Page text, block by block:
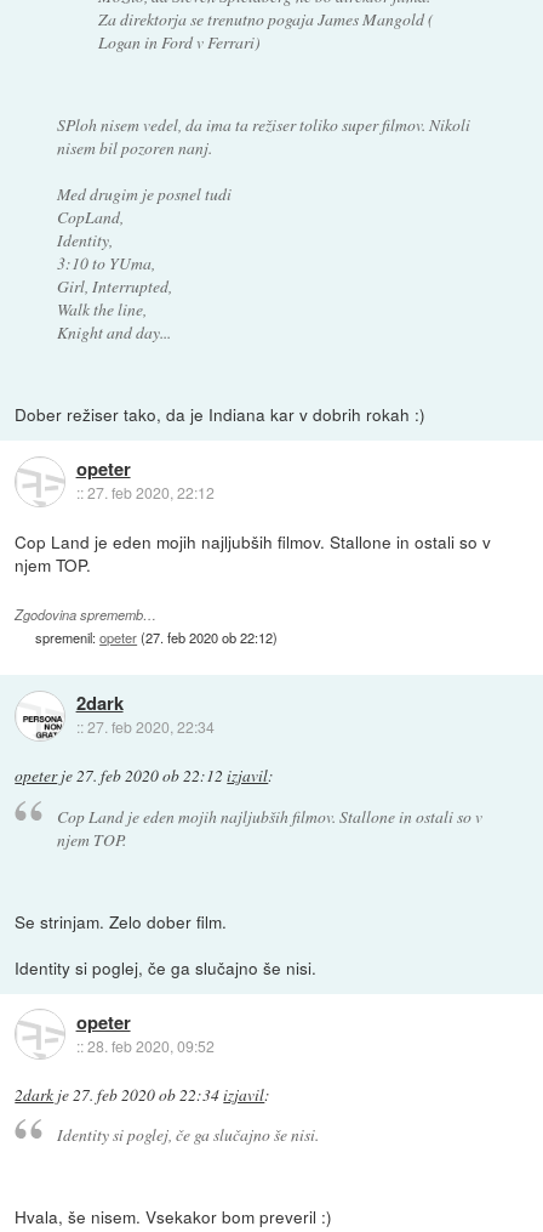
Za direktorja se trenutno pogaja James Mangold (
Logan in Ford v Ferrari)
SPloh nisem vedel, da ima ta režiser toliko super filmov. Nikoli
nisem bil pozoren nanj.
Med drugim je posnel tudi
CopLand,
Identity,
3:10 to YUma,
Girl, Interrupted,
Walk the line,
Knight and day...
Dober režiser tako, da je Indiana kar v dobrih rokah :)
opeter
::27. feb 2020, 22:12
Cop Land je eden mojih najljubših filmov. Stallone in ostali so v
njem TOP.
Zgodovina sprememb…
spremenil:opeter(27. feb 2020 ob 22:12)
2dark
::27. feb 2020, 22:34
opeterje27. feb 2020 ob 22:12 izjavil:
Cop Land je eden mojih najljubših filmov. Stallone in ostali so v
njem TOP.
Se strinjam. Zelo dober film.
Identity si poglej, če ga slučajno še nisi.
opeter
::28. feb 2020, 09:52
2dark je27. feb 2020 ob 22:34izjavil:
Identity si poglej, če ga slučajno še nisi.
Hvala, še nisem. Vsekakor bom preveril :)